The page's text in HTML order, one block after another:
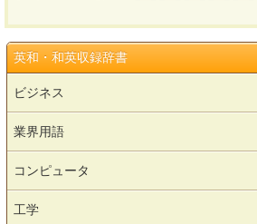
英和・和英収録辞書
ビジネス
業界用語
コンピュータ
工学